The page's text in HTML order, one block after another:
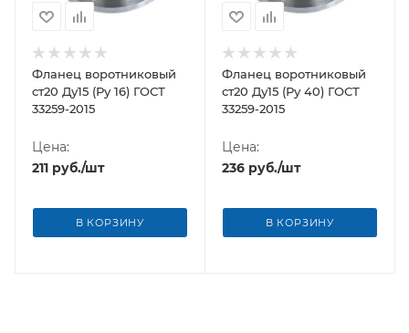
Фланец воротниковый
ст20 Ду15 (Ру 16) ГОСТ
33259-2015
Цена:
211 руб./шт
В КОРЗИНУ
Фланец воротниковый
ст20 Ду15 (Ру 40) ГОСТ
33259-2015
Цена:
236 руб./шт
В КОРЗИНУ